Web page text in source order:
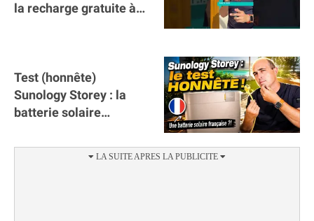
la recharge gratuite à
Test (honnête)
Sunology Storey : la
batterie solaire